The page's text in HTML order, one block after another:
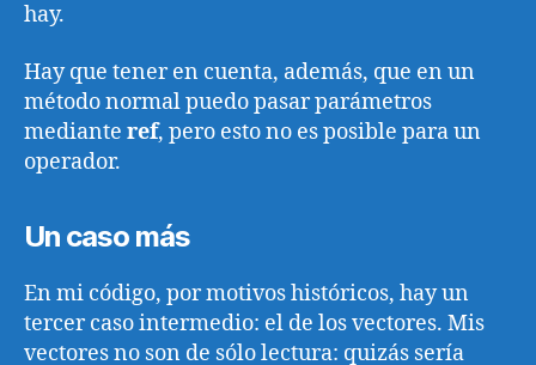
hay.
Hay que tener en cuenta, además, que en un
método normal puedo pasar parámetros
mediante ref, pero esto no es posible para un
operador.
Un caso más
En mi código, por motivos históricos, hay un
tercer caso intermedio: el de los vectores. Mis
vectores no son de sólo lectura: quizás sería